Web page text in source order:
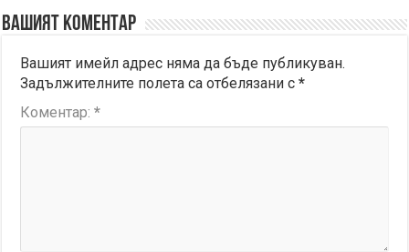
Вашият коментар
Вашият имейл адрес няма да бъде публикуван.
Задължителните полета са отбелязани с*
Коментар:*